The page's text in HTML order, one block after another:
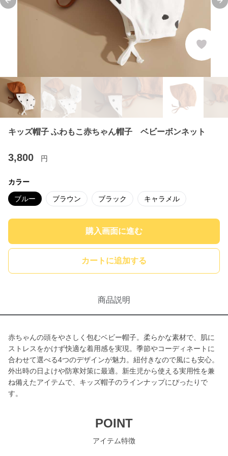
Previous slide
キッズ帽子 ふわもこ赤ちゃん帽子 ベビーボンネット
3,800 円
カラー
ブルー ブラウン ブラック キャラメル
購入画面に進む
カートに追加する
商品説明
赤ちゃんの頭をやさしく包むベビー帽子。柔らかな素材で、肌に
ストレスをかけず快適な着用感を実現。季節やコーディネートに
合わせて選べる4つのデザインが魅力。紐付きなので風にも安心。
外出時の日よけや防寒対策に最適。新生児から使える実用性を兼
ね備えたアイテムで、キッズ帽子のラインナップにぴったりで
す。
POINT
アイテム特徴